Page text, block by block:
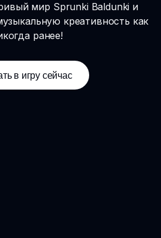
мир Sprunki Baldunki и
креативность как
ранее!
в игру сейчас